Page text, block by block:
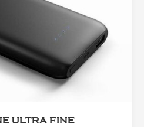
ULTRA FINE